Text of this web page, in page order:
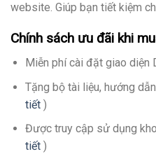
website. Giúp bạn tiết kiệm
Chính sách ưu đãi khi
Miễn phí cài đặt giao diện
Tặng bộ tài liệu, hướng
tiết)
Được truy cập sử dụng
tiết)